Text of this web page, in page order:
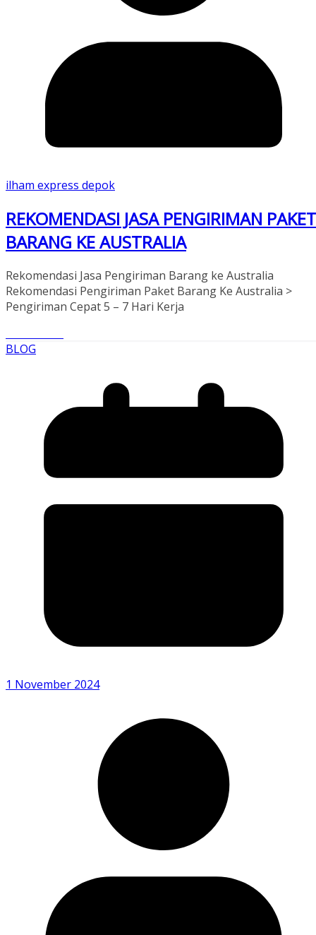
ilham express depok
REKOMENDASI JASA PENGIRIMAN PAKET
BARANG KE AUSTRALIA
Rekomendasi Jasa Pengiriman Barang ke Australia
Rekomendasi Pengiriman Paket Barang Ke Australia >
Pengiriman Cepat 5 – 7 Hari Kerja
BLOG
1 November 2024